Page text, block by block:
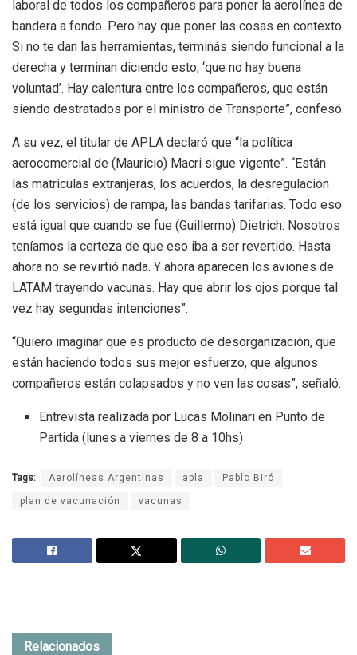
laboral de todos los compañeros para poner la aerolínea de
bandera a fondo. Pero hay que poner las cosas en contexto.
Si no te dan las herramientas, terminás siendo funcional a la
derecha y terminan diciendo esto, ‘que no hay buena
voluntad’. Hay calentura entre los compañeros, que están
siendo destratados por el ministro de Transporte”, confesó.
A su vez, el titular de APLA declaró que “la política
aerocomercial de (Mauricio) Macri sigue vigente”. “Están
las matriculas extranjeras, los acuerdos, la desregulación
(de los servicios) de rampa, las bandas tarifarias. Todo eso
está igual que cuando se fue (Guillermo) Dietrich. Nosotros
teníamos la certeza de que eso iba a ser revertido. Hasta
ahora no se revirtió nada. Y ahora aparecen los aviones de
LATAM trayendo vacunas. Hay que abrir los ojos porque tal
vez hay segundas intenciones”.
“Quiero imaginar que es producto de desorganización, que
están haciendo todos sus mejor esfuerzo, que algunos
compañeros están colapsados y no ven las cosas”, señaló.
Entrevista realizada por Lucas Molinari en Punto de
Partida (lunes a viernes de 8 a 10hs)
Tags: Aerolíneas Argentinas apla Pablo Biró
plan de vacunación vacunas
Relacionados